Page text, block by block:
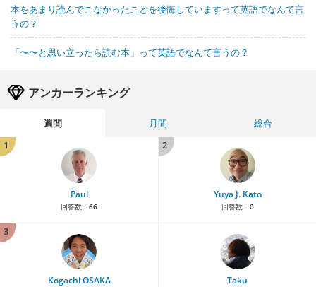
本をあまり読んでこなかったことを後悔していますって英語でなんて言
うの？
「〜〜と思い立ったら読む本」って英語でなんて言うの？
アンカーランキング
週間 月間
総合
1
Paul
回答数： 66
2
Yuya J. Kato
回答数： 0
3
Kogachi OSAKA Taku